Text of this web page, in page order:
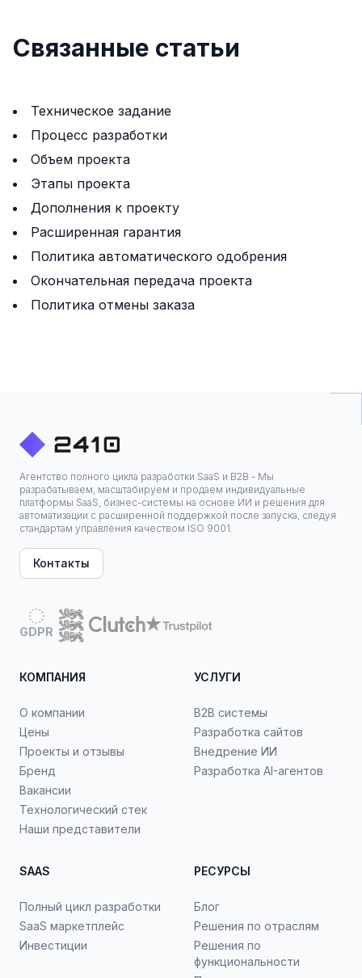
Связанные статьи
Техническое задание
Процесс разработки
Объем проекта
Этапы проекта
Дополнения к проекту
Расширенная гарантия
Политика автоматического одобрения
Окончательная передача проекта
Политика отмены заказа
Агентство полного цикла разработки SaaS и B2B - Мы
разрабатываем, масштабируем и продаем индивидуальные
платформы SaaS, бизнес-системы на основе ИИ и решения для
автоматизации с расширенной поддержкой после запуска, следуя
стандартам управления качеством ISO 9001.
Контакты
GDPR
КОМПАНИЯ
О компании
Цены
Проекты и отзывы
Бренд
Вакансии
Технологический стек
Наши представители
УСЛУГИ
B2B системы
Разработка сайтов
Внедрение ИИ
Разработка AI-агентов
SAAS
Полный цикл разработки
SaaS маркетплейс
Инвестиции
РЕСУРСЫ
Блог
Решения по отраслям
Решения по
функциональности